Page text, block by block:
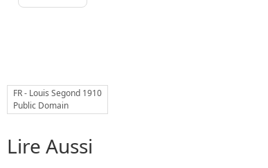
FR - Louis Segond 1910
Public Domain
Lire Aussi